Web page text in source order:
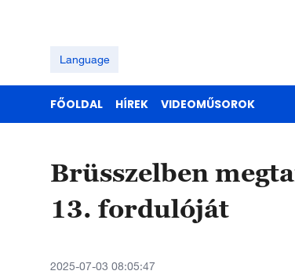
Language
FŐOLDAL HÍREK VIDEOMŰSOROK
Brüsszelben
13. fordulóját
2025-07-03 08:05:47